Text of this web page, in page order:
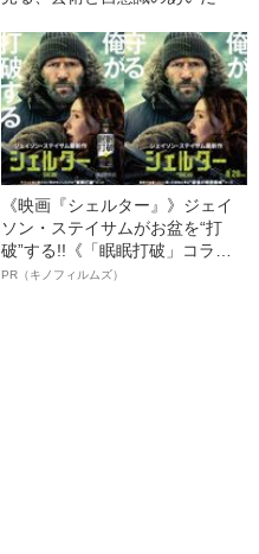
《映画『シェルター』》ジェイ
ソン・ステイサムがお盆を“打
破”する!!《「眠眠打破」コラ
ボ》
PR（キノフィルムズ）